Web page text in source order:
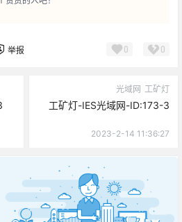
举报 0 0
光域网 工矿灯
工矿灯-IES光域网-ID:173-3
2023-2-14 11:36:27